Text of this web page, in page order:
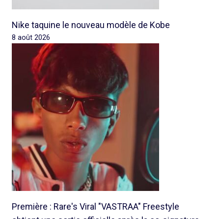
Nike taquine le nouveau modèle de Kobe
8 août 2026
Première : Rare's Viral "VASTRAA" Freestyle